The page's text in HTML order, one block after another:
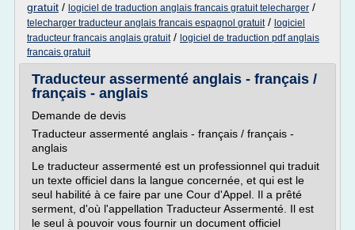
gratuit / logiciel de traduction anglais francais gratuit telecharger /
telecharger traducteur anglais francais espagnol gratuit/ logiciel
traducteur francais anglais gratuit/ logiciel de traduction pdf anglais
francais gratuit
Traducteur assermenté anglais - français /
français - anglais
Demande de devis
Traducteur assermenté anglais - français / français -
anglais
Le traducteur assermenté est un professionnel qui traduit
un texte officiel dans la langue concernée, et qui est le
seul habilité à ce faire par une Cour d'Appel. Il a prêté
serment, d'où l'appellation Traducteur Assermenté. Il est
le seul à pouvoir vous fournir un document officiel